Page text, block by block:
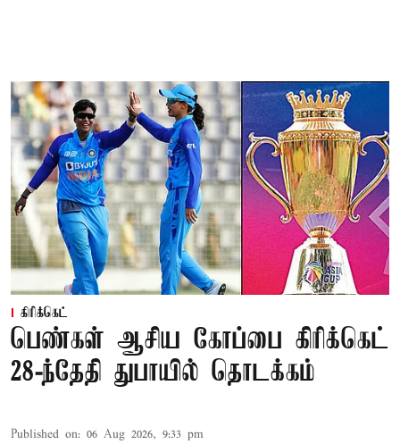
கிரிக்கெட்
பெண்கள் ஆசிய கோப்பை கிரிக்கெட்
28-ந்தேதி துபாயில் தொடக்கம்
Published on: 06 Aug 2026, 9:33 pm